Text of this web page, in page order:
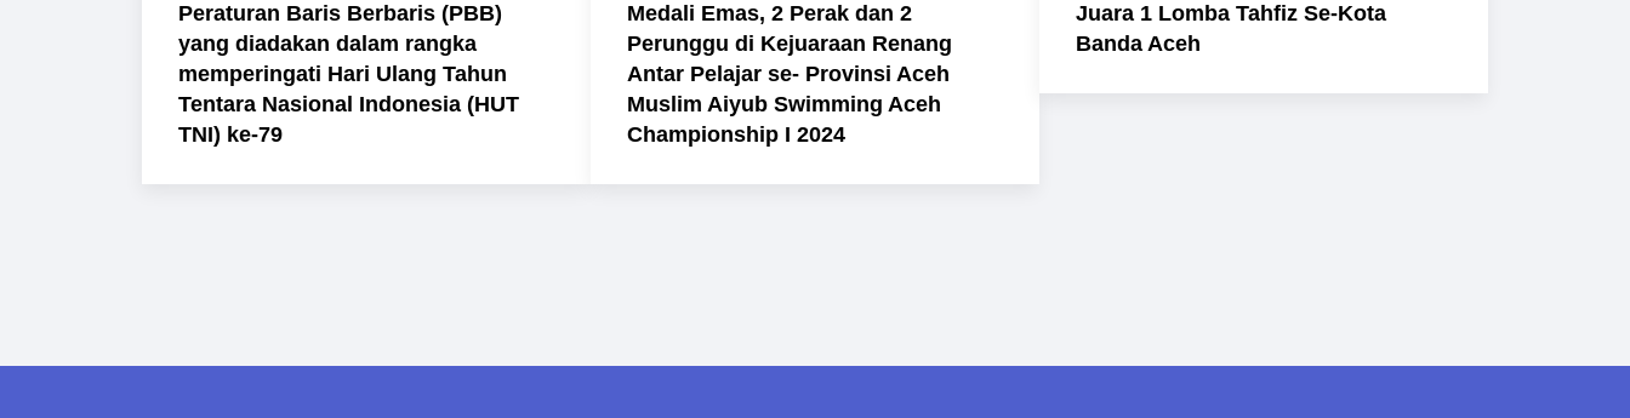
Peraturan Baris Berbaris (PBB)
yang diadakan dalam rangka
memperingati Hari Ulang Tahun
Tentara Nasional Indonesia (HUT
TNI) ke-79
Medali Emas, 2 Perak dan 2
Perunggu di Kejuaraan Renang
Antar Pelajar se- Provinsi Aceh
Muslim Aiyub Swimming Aceh
Championship I 2024
Juara 1 Lomba Tahfiz Se-Kota
Banda Aceh